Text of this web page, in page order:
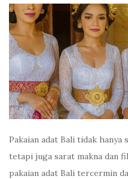
Pakaian adat Bali tidak hanya
tetapi juga sarat makna dan
pakaian adat Bali tercermin